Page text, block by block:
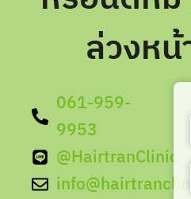
ล่วงหน้
061-959-
9953
@HairtranClinic